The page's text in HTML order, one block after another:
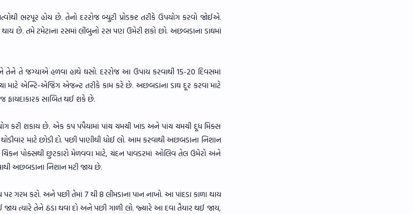
ભરપૂર હોય છે. તેનો દરરોજ બ્યુટી પ્રોડક્ટ તરીકે ઉપયોગ કરવો જોઈએ.
થાય છે. તમે ટમેટાના રસમાં લીંબુનો રસ પણ ઉમેરી શકો છો. અછબડાના ડાઘમાં
તે જગ્યાએ હળવા હાથે ઘસો. દરરોજ આ ઉપાય કરવાથી 15-20 દિવસમાં
એન્ટિ-એજિંગ એજન્ટ તરીકે કામ કરે છે. અછબડાના ડાઘ દૂર કરવા માટે
ફાયદાકારક સાબિત થઈ શકે છે.
કરી શકાય છે. એક કપ પપૈયામાં પાંચ ચમચી ખાંડ અને પાંચ ચમચી દૂધ મિક્સ
માટે છોડી દો. પછી પાણીથી ધોઈ લો. આમ કરવાથી અછબડાના નિશાન
પોક્સથી છુટકારો મેળવવા માટે, ચંદન પાવડરમાં ઓલિવ તેલ ઉમેરો અને
અછબડાના નિશાન મટી જાય છે.
કરો. અને પછી તેમાં 7 થી 8 લીમડાના પાન નાખો. આ પાંદડા કાળા થાય
ત્યારે તેને ઠંડા થવા દો અને પછી ગાળી લો. જ્યારે આ દવા તૈયાર થઈ જાય,